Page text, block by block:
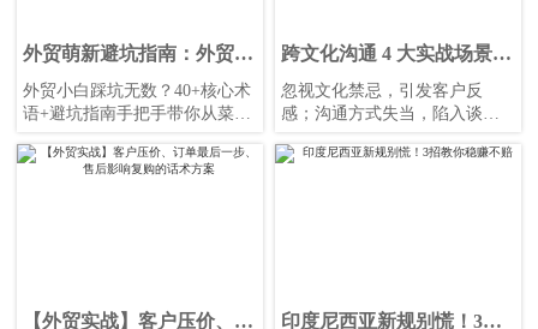
外贸萌新避坑指南：外贸术
语集
外贸小白踩坑无数？40+核心术
语+避坑指南手把手带你从菜鸟
跨文化沟通 4 大实战场景，
让你避开 90% 的业务雷
区！
忽视文化禁忌，引发客户反
感；沟通方式失当，陷入谈判
司形象
【外贸实战】客户压价、订
印度尼西亚新规别慌！3招